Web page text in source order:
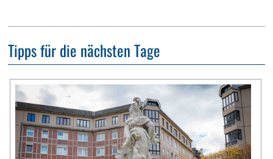
Tipps für die nächsten Tage